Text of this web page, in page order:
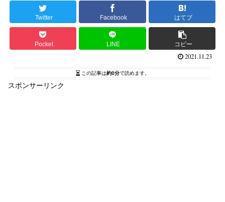
Twitter Facebook はてブ
Pocket LINE コピー
2021.11.23
この記事は約0分で読めます。
スポンサーリンク